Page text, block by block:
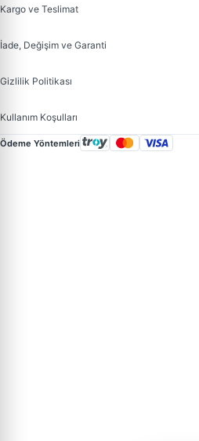
Kargo ve Teslimat
İade, Değişim ve Garanti
Gizlilik Politikası
Kullanım Koşulları
Ödeme Yöntemleri